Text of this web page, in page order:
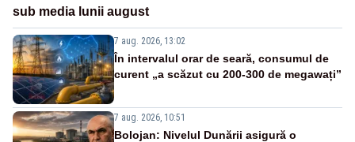
sub media lunii august
7 aug. 2026, 13:02
În intervalul orar de seară, consumul de
curent „a scăzut cu 200-300 de megawați”
7 aug. 2026, 10:51
Bolojan: Nivelul Dunării asigură o